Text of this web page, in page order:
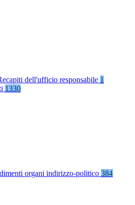
dell'ufficio responsabile 1
1330
organi indirizzo-politico 384